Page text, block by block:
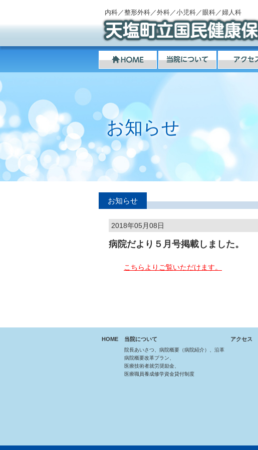
内科／整形外科／外科／小児科／眼科／婦人科
お知らせ
お知らせ
2018年05月08日
病院だより５月号掲載しました。
こちらよりご覧いただけます。
HOME 当院について
院長あいさつ、病院概要（病院紹介）、沿革
病院概要改革プラン、
医療技術者就労奨励金、
医療職員養成修学資金貸付制度
アクセス